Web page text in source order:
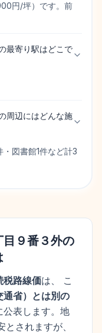
円/坪）です。前
最寄り駅はどこで
周辺にはどんな施
図書館1件など計3
９番３外の
税路線価は、 こ
通省）とは別の
公表します。 地
されますが、